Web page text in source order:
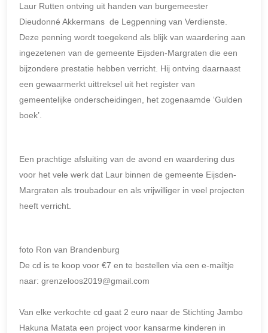
Laur Rutten ontving uit handen van burgemeester
Dieudonné Akkermans de Legpenning van Verdienste.
Deze penning wordt toegekend als blijk van waardering aan
ingezetenen van de gemeente Eijsden-Margraten die een
bijzondere prestatie hebben verricht. Hij ontving daarnaast
een gewaarmerkt uittreksel uit het register van
gemeentelijke onderscheidingen, het zogenaamde ‘Gulden
boek’.
Een prachtige afsluiting van de avond en waardering dus
voor het vele werk dat Laur binnen de gemeente Eijsden-
Margraten als troubadour en als vrijwilliger in veel projecten
heeft verricht.
foto Ron van Brandenburg
De cd is te koop voor €7 en te bestellen via een e-mailtje
naar: grenzeloos2019@gmail.com
Van elke verkochte cd gaat 2 euro naar de Stichting Jambo
Hakuna Matata een project voor kansarme kinderen in